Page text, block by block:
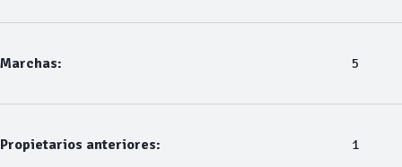
Marchas: 5
Propietarios anteriores: 1